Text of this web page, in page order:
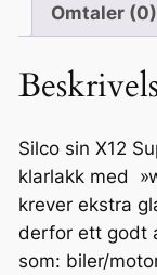
e
l
r
l
a
k
k
Omtaler (0)
Silco sin X12
klarlakk med
krever ekstra
derfor ett godt
som: biler/